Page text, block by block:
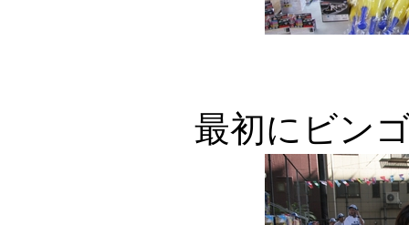
最初にビン